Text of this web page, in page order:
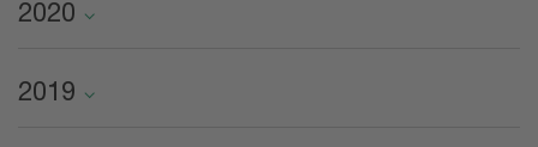
2020
2019